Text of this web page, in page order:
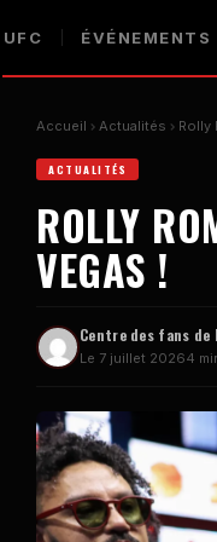
ÉVÉNEMENTS
Accueil Actualités Rolly
ACTUALITÉS
ROLLY
VEGAS !
Centre des fans de
Le 7 juillet 20264